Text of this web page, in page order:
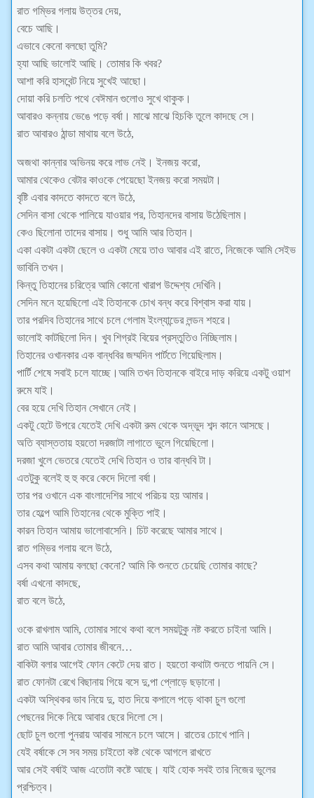
রাত গম্ভির গলায় উত্তর দেয়,
বেচে আছি।
এভাবে কেনো বলছো তুমি?
হ্যা আছি ভালোই আছি। তোমার কি খবর?
আশা করি হাসবেন্ট নিয়ে সুখেই আছো।
দোয়া করি চলতি পথে বেঈমান গুলোও সুখে থাকুক।
আবারও কন্নায় ভেঙে পড়ে বর্ষা। মাঝে মাঝে হিচকি তুলে কাদছে সে।
রাত আবারও ঠান্ডা মাথায় বলে উঠে,
অজথা কান্নার অভিনয় করে লাভ নেই। ইনজয় করো,
আমার থেকেও বেটার কাওকে পেয়েছো ইনজয় করো সময়টা।
বৃষ্টি এবার কাদতে কাদতে বলে উঠে,
সেদিন বাসা থেকে পালিয়ে যাওয়ার পর, তিহানদের বাসায় উঠেছিলাম।
কেও ছিলোনা তাদের বাসায়। শুধু আমি আর তিহান।
একা একটা একটা ছেলে ও একটা মেয়ে তাও আবার এই রাতে, নিজেকে আমি সেইভ
ভাবিনি তখন।
কিন্তু তিহানের চরিত্রে আমি কোনো খারাপ উদ্দেশ্য দেখিনি।
সেদিন মনে হয়েছিলো এই তিহানকে চোখ বন্ধ করে বিশ্বাস করা যায়।
তার পরদিব তিহানের সাথে চলে গেলাম ইংল্যান্ডের লন্ডন শহরে।
ভালোই কাটছিলো দিন। খুব শিগ্রই বিয়ের প্রস্তুতিও নিচ্ছিলাম।
তিহানের ওখানকার এক বান্ধবির জম্মদিন পার্টতে গিয়েছিলাম।
পার্টি শেষে সবাই চলে যাচ্ছে।আমি তখন তিহানকে বাইরে দাড় করিয়ে একটু ওয়াশ
রুমে যাই।
বের হয়ে দেখি তিহান সেখানে নেই।
একটু হেটে উপরে যেতেই দেখি একটা রুম থেকে অদ্ভুদ শব্দ কানে আসছে।
অতি ব্যাস্ততায় হয়তো দরজাটা লাগাতে ভুলে গিয়েছিলো।
দরজা খুলে ভেতরে যেতেই দেখি তিহান ও তার বান্ধবি টা।
এতটুকু বলেই হু হু করে কেদে দিলো বর্ষা।
তার পর ওখানে এক বাংলাদেশির সাথে পরিচয় হয় আমার।
তার হেল্পে আমি তিহানের থেকে মুক্তি পাই।
কারন তিহান আমায় ভালোবাসেনি। চিট করেছে আমার সাথে।
রাত গম্ভির গলায় বলে উঠে,
এসব কথা আমায় বলছো কেনো? আমি কি শুনতে চেয়েছি তোমার কাছে?
বর্ষা এখনো কাদছে,
রাত বলে উঠে,
ওকে রাখলাম আমি, তোমার সাথে কথা বলে সময়টুকু নষ্ট করতে চাইনা আমি।
রাত আমি আবার তোমার জীবনে…
বাকিটা বলার আগেই ফোন কেটে দেয় রাত। হয়তো কথাটা শুনতে পায়নি সে।
রাত ফোনটা রেখে বিছানায় গিয়ে বসে দু,পা প্লোড়ে ছড়ানো।
একটা অস্থিকর ভাব নিয়ে দু, হাত দিয়ে কপালে পড়ে থাকা চুল গুলো
পেছনের দিকে নিয়ে আবার ছেরে দিলো সে।
ছোট চুল গুলো পুনরায় আবার সামনে চলে আসে। রাতের চোখে পানি।
যেই বর্ষাকে সে সব সময় চাইতো কষ্ট থেকে আগলে রাখতে
আর সেই বর্ষাই আজ এতোটা কষ্টে আছে। যাই হোক সবই তার নিজের ভুলের
প্রশ্চিত্ব।